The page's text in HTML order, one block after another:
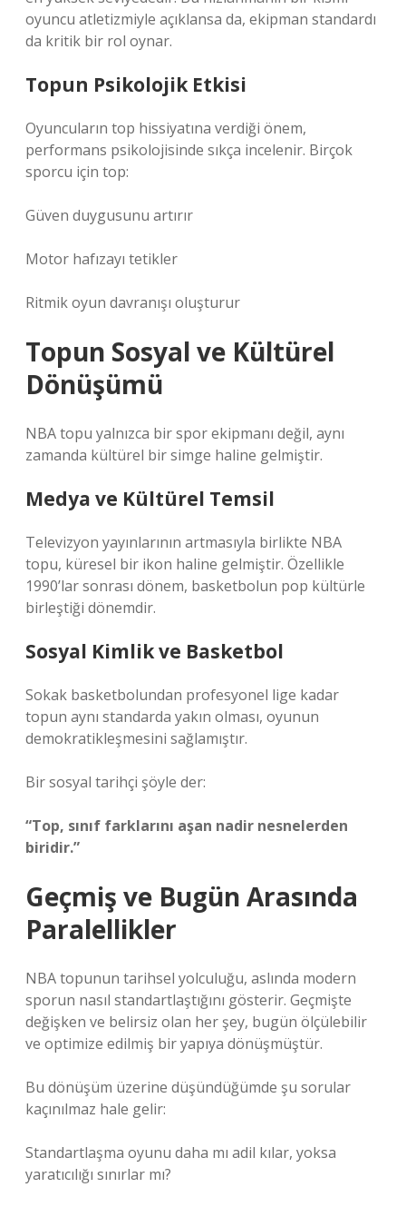
oyuncu atletizmiyle açıklansa da, ekipman standardı
da kritik bir rol oynar.
Topun Psikolojik Etkisi
Oyuncuların top hissiyatına verdiği önem,
performans psikolojisinde sıkça incelenir. Birçok
sporcu için top:
Güven duygusunu artırır
Motor hafızayı tetikler
Ritmik oyun davranışı oluşturur
Topun Sosyal ve Kültürel
Dönüşümü
NBA topu yalnızca bir spor ekipmanı değil, aynı
zamanda kültürel bir simge haline gelmiştir.
Medya ve Kültürel Temsil
Televizyon yayınlarının artmasıyla birlikte NBA
topu, küresel bir ikon haline gelmiştir. Özellikle
1990’lar sonrası dönem, basketbolun pop kültürle
birleştiği dönemdir.
Sosyal Kimlik ve Basketbol
Sokak basketbolundan profesyonel lige kadar
topun aynı standarda yakın olması, oyunun
demokratikleşmesini sağlamıştır.
Bir sosyal tarihçi şöyle der:
“Top, sınıf farklarını aşan nadir nesnelerden
biridir.”
Geçmiş ve Bugün Arasında
Paralellikler
NBA topunun tarihsel yolculuğu, aslında modern
sporun nasıl standartlaştığını gösterir. Geçmişte
değişken ve belirsiz olan her şey, bugün ölçülebilir
ve optimize edilmiş bir yapıya dönüşmüştür.
Bu dönüşüm üzerine düşündüğümde şu sorular
kaçınılmaz hale gelir:
Standartlaşma oyunu daha mı adil kılar, yoksa
yaratıcılığı sınırlar mı?